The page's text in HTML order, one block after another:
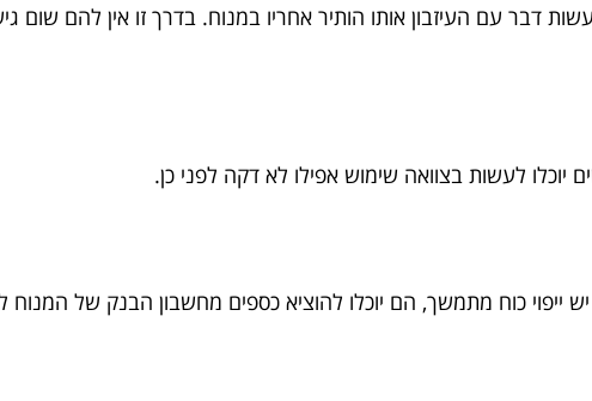
דבר עם העיזבון אותו הותיר אחריו במנוח. בדרך זו אין להם שום
לעשות בצוואה שימוש אפילו לא דקה לפני כן.
ייפוי כוח מתמשך, הם יוכלו להוציא כספים מחשבון הבנק של המנוח